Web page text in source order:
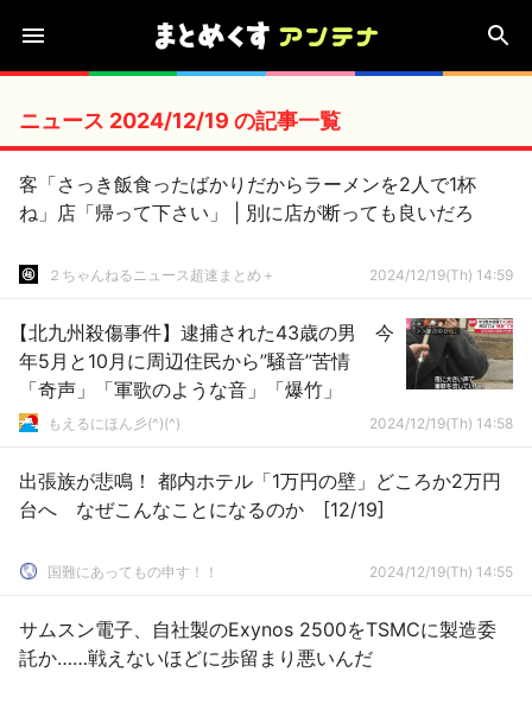
ニュース 2024/12/19 の記事一覧
客「さっき飯食ったばかりだからラーメンを2人で1杯
ね」店「帰って下さい」 | 別に店が断っても良いだろ
２ちゃんねるニュース超速まとめ＋ 2024/12/19(Th) 14:59
【北九州殺傷事件】逮捕された43歳の男 今
年5月と10月に周辺住民から”騒音”苦情
「奇声」「軍歌のような音」「爆竹」
もえるにほん彡(^)(^) 2024/12/19(Th) 14:58
出張族が悲鳴！ 都内ホテル「1万円の壁」どころか2万円
台へ なぜこんなことになるのか [12/19]
国難にあってもの申す！！ 2024/12/19(Th) 14:55
サムスン電子、自社製のExynos 2500をTSMCに製造委
託か……戦えないほどに歩留まり悪いんだ